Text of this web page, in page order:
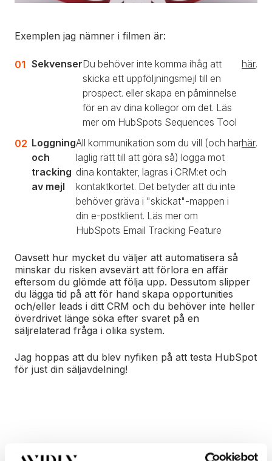
Exemplen jag nämner i filmen är:
SekvenserDu behöver inte komma ihåg att
skicka ett uppföljningsmejl till en
prospect. eller skapa en påminnelse
för en av dina kollegor om det. Läs
mer om HubSpots Sequences Tool
här.
Loggning
och
tracking
av mejl
All kommunikation som du vill (och har
laglig rätt till att göra så) logga mot
dina kontakter, lagras i CRM:et och
kontaktkortet. Det betyder att du inte
behöver gräva i "skickat"-mappen i
din e-postklient. Läs mer om
HubSpots Email Tracking Feature
här.
Oavsett hur mycket du väljer att automatisera så
minskar du risken avsevärt att förlora en affär
eftersom du glömde att följa upp. Dessutom slipper
du lägga tid på att för hand skapa opportunities
och/eller leads i ditt CRM och du behöver inte heller
överdrivet länge söka efter svaret på en
säljrelaterad fråga i olika system.
Jag hoppas att du blev nyfiken på att testa HubSpot
för just din säljavdelning!